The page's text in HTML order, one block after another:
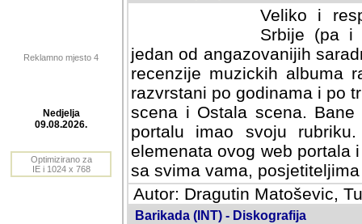
Reklamno mjesto 4
Veliko i
Srbije (pa i
jedan od angazovanijih
recenzije muzickih albuma
razvrstani po godinama i po
scena i Ostala scena.
portalu imao svoju
elemenata ovog web portala
sa svima vama,
Autor: Dragutin Matoševic,
Barikada (INT) - Diskografija